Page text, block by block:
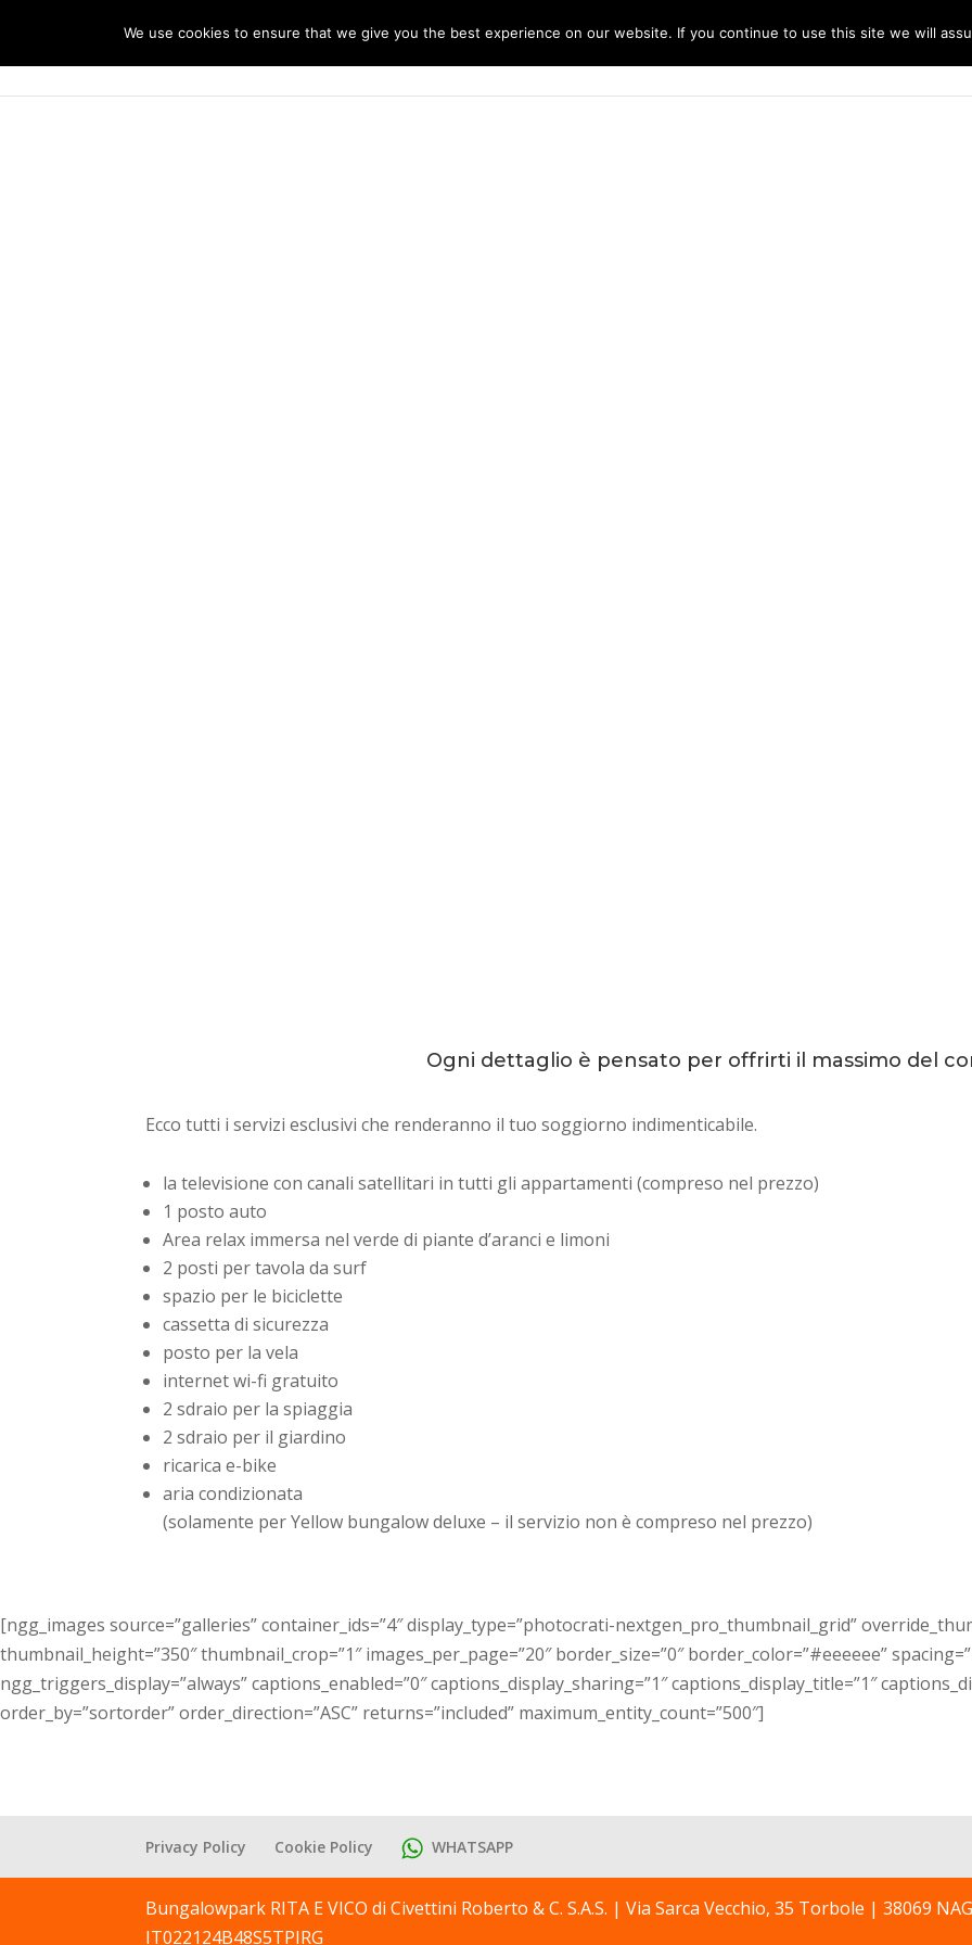
Bungalow PRENOTA ORA
Ogni dettaglio è pensato per offrirti il massimo del
Ecco tutti i servizi esclusivi che renderanno il tuo soggiorno indimenticabile.
la televisione con canali satellitari in tutti gli appartamenti (compreso nel prezzo)
1 posto auto
Area relax immersa nel verde di piante d’aranci e limoni
2 posti per tavola da surf
spazio per le biciclette
cassetta di sicurezza
posto per la vela
internet wi-fi gratuito
2 sdraio per la spiaggia
2 sdraio per il giardino
ricarica e-bike
aria condizionata
(solamente per Yellow bungalow deluxe – il servizio non è compreso nel prezzo)
[ngg_images source=”galleries” container_ids=”4″ display_type=”photocrati-nextgen_pro_thumbnail_grid”
thumbnail_height=”350″ thumbnail_crop=”1″ images_per_page=”20″ border_size=”0″ border_color=”#eeeeee”
ngg_triggers_display=”always” captions_enabled=”0″ captions_display_sharing=”1″ captions_display_title=”1″
order_by=”sortorder” order_direction=”ASC” returns=”included” maximum_entity_count=”500″]
Privacy Policy Cookie Policy WHATSAPP
Bungalowpark RITA E VICO di Civettini Roberto & C. S.A.S. | Via Sarca Vecchio, 35 Torbole | 38069
IT022124B48S5TPIRG
We use cookies to ensure that we give you the best experience on our website. If you continue to use this site we will